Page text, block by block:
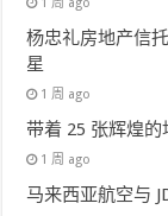
杨忠礼房地产信
星
1 周 ago
带着 25 张辉煌
1 周 ago
马来西亚航空与